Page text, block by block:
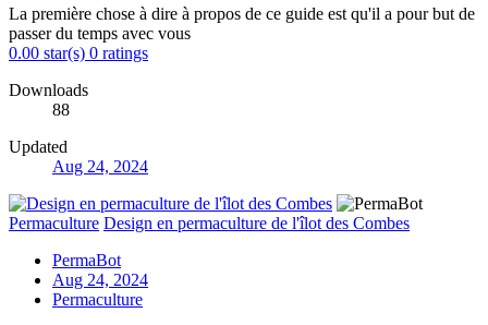
La première chose à dire à propos de ce guide est qu'il a pour but de
passer du temps avec vous
0.00 star(s) 0 ratings
Downloads
88
Updated
Aug 24, 2024
Permaculture Design en permaculture de l'îlot des Combes
PermaBot
Aug 24, 2024
Permaculture